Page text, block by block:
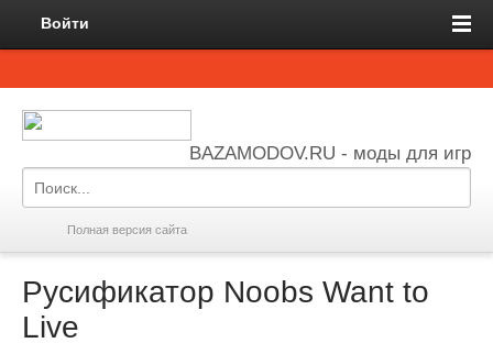
Войти
BAZAMODOV.RU - моды для игр
Полная версия сайта
Русификатор Noobs Want to
Live